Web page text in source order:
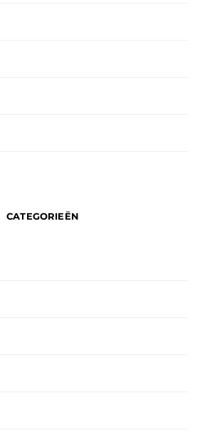
CATEGORIEËN